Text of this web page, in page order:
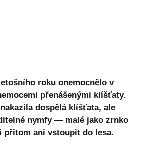
roku onemocnělo v
přenášenými klíšťaty.
dospělá klíšťata, ale
nymfy — malé jako zrnko
přitom ani vstoupit do lesa.